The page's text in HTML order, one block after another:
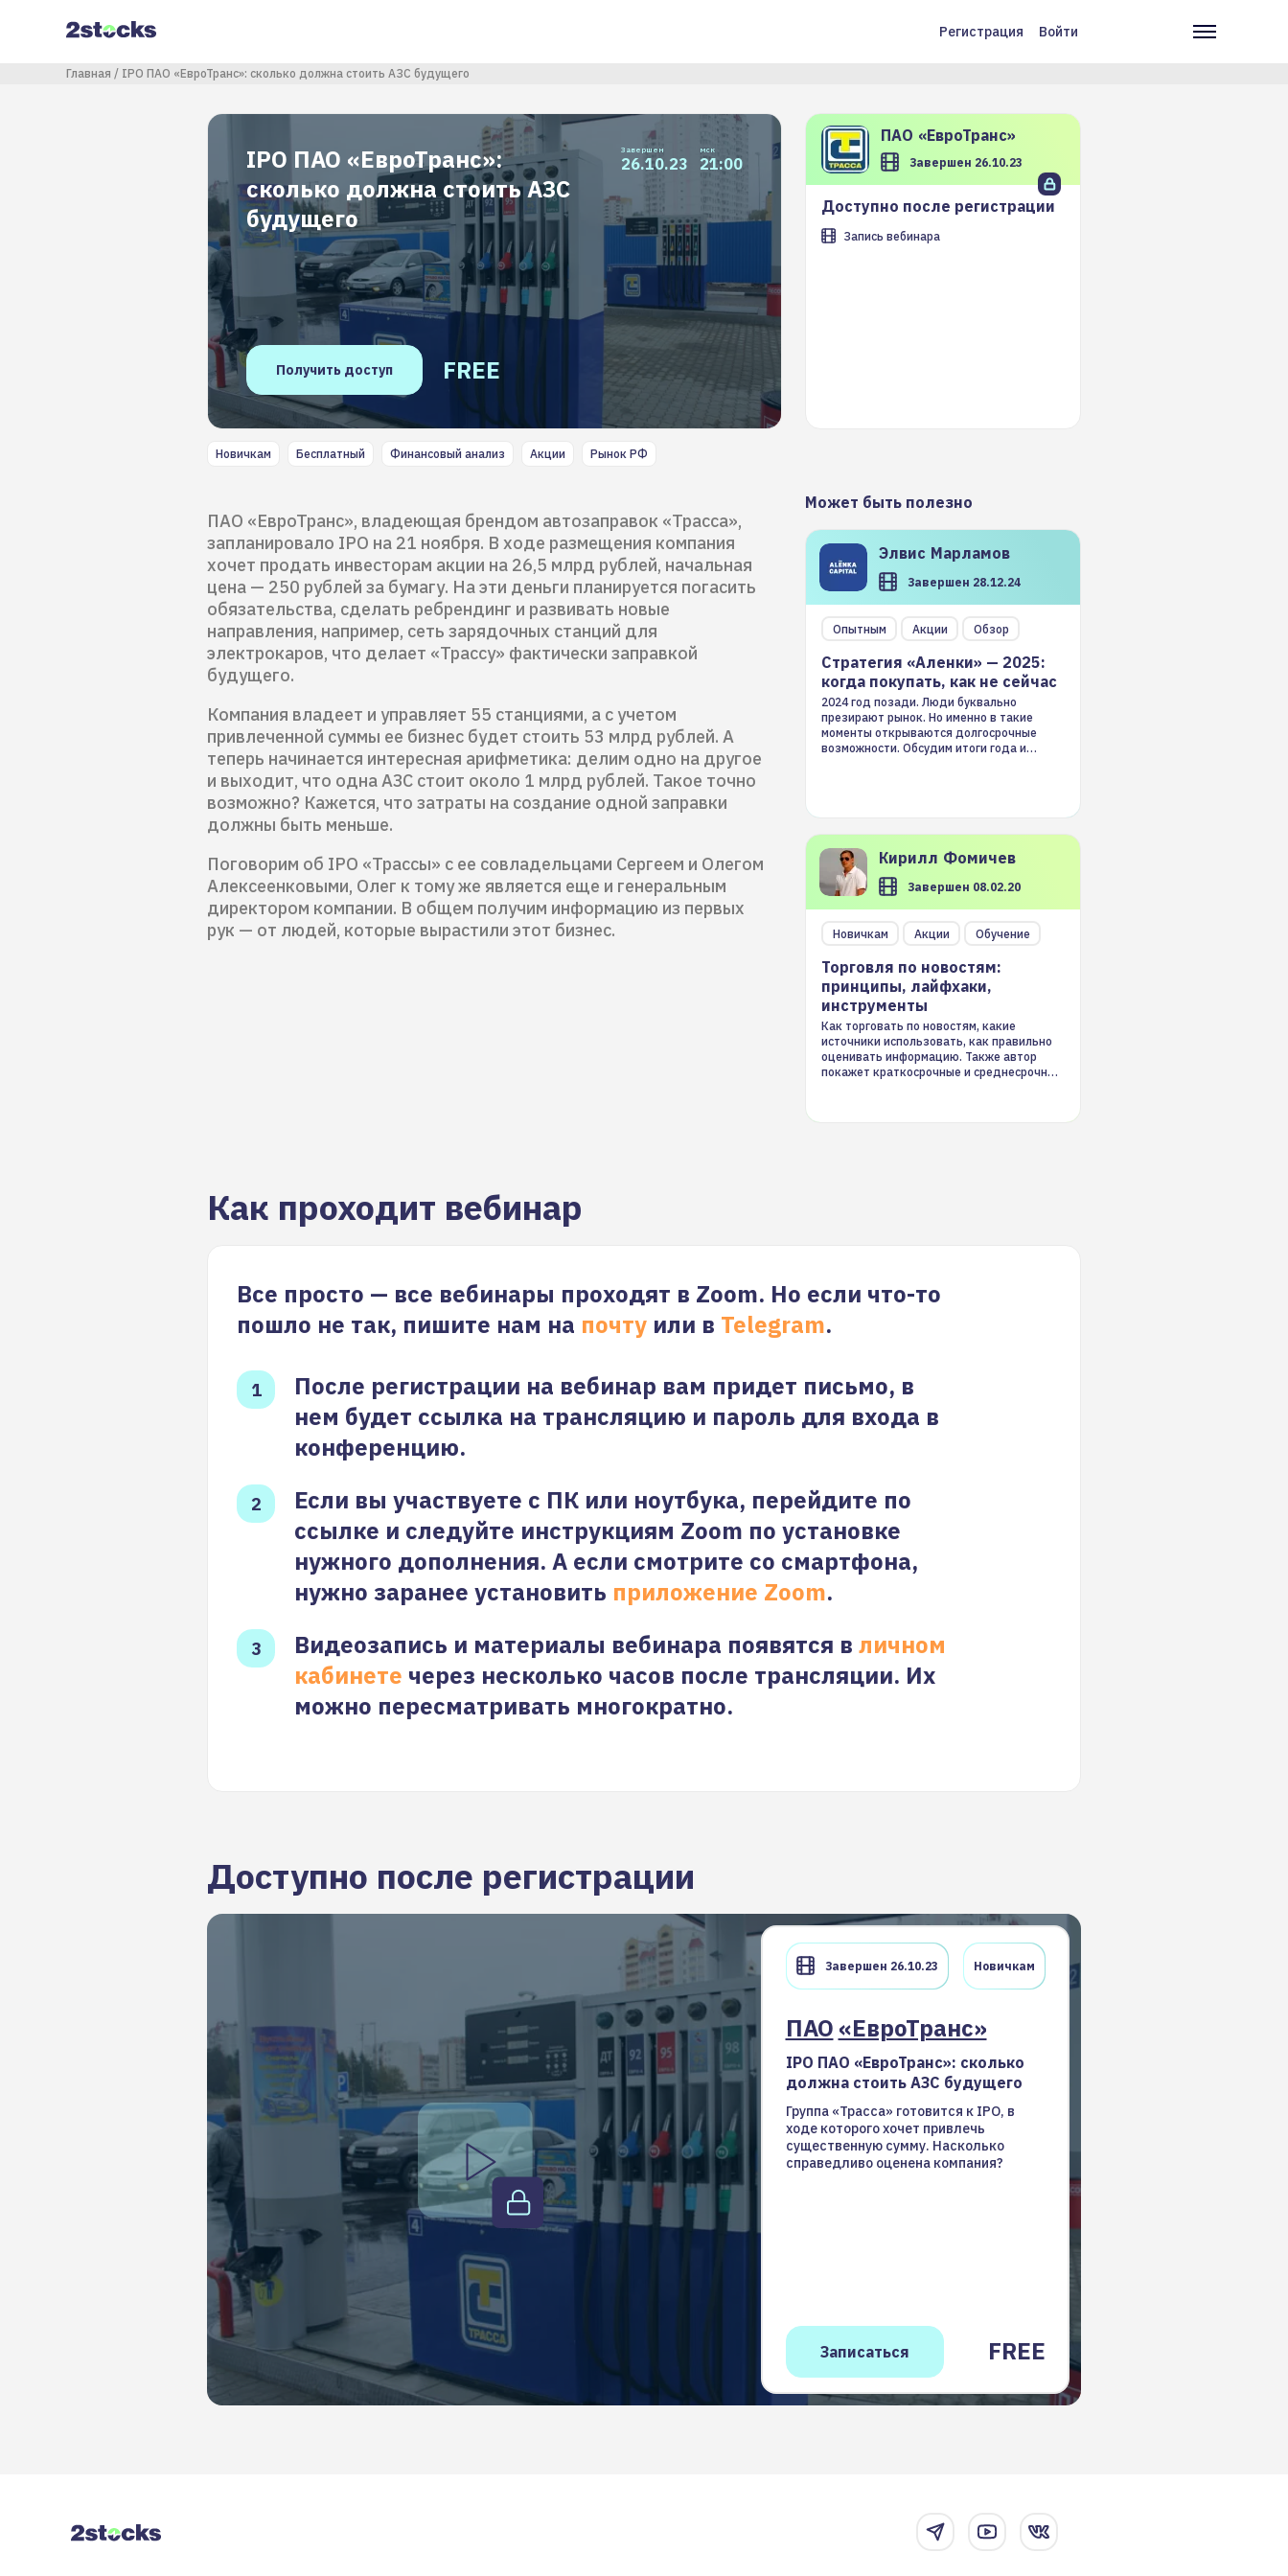
содержанию
Меню
записи
пользователя
Регистрация Войти
Строка навигации
Главная IPO ПАО «ЕвроТранс»: сколько должна стоить АЗС будущего
IPO ПАО «ЕвроТранс»:
сколько должна стоить АЗС
будущего
Завершен
26.10.23
мск
21:00
FREE
ПАО «ЕвроТранс»
Завершен 26.10.23
Доступно после регистрации
Запись вебинара
Новичкам Бесплатный Финансовый анализ Акции Рынок РФ
ПАО «ЕвроТранс», владеющая брендом автозаправок «Трасса»,
запланировало IPO на 21 ноября. В ходе размещения компания
хочет продать инвесторам акции на 26,5 млрд рублей, начальная
цена — 250 рублей за бумагу. На эти деньги планируется погасить
обязательства, сделать ребрендинг и развивать новые
направления, например, сеть зарядочных станций для
электрокаров, что делает «Трассу» фактически заправкой
будущего.
Компания владеет и управляет 55 станциями, а с учетом
привлеченной суммы ее бизнес будет стоить 53 млрд рублей. А
теперь начинается интересная арифметика: делим одно на другое
и выходит, что одна АЗС стоит около 1 млрд рублей. Такое точно
возможно? Кажется, что затраты на создание одной заправки
должны быть меньше.
Поговорим об IPO «Трассы» с ее cовладельцами Сергеем и Олегом
Алексеенковыми, Олег к тому же является еще и генеральным
директором компании. В общем получим информацию из первых
рук — от людей, которые вырастили этот бизнес.
Может быть полезно
Элвис Марламов
Завершен 28.12.24
Опытным Акции Обзор
Стратегия «Аленки» — 2025:
когда покупать, как не сейчас
2024 год позади. Люди буквально
презирают рынок. Но именно в такие
моменты открываются долгосрочные
возможности. Обсудим итоги года и
Кирилл Фомичев
Завершен 08.02.20
Новичкам Акции Обучение
Торговля по новостям:
принципы, лайфхаки,
инструменты
Как торговать по новостям, какие
источники использовать, как правильно
оценивать информацию. Также автор
покажет краткосрочные и среднесрочные
Как проходит вебинар
Все просто — все вебинары проходят в Zoom. Но если что-то
пошло не так, пишите нам на почту или в Telegram.
После регистрации на вебинар вам придет письмо, в
нем будет ссылка на трансляцию и пароль для входа в
конференцию.
Если вы участвуете с ПК или ноутбука, перейдите по
ссылке и следуйте инструкциям Zoom по установке
нужного дополнения. А если смотрите со смартфона,
нужно заранее установить приложение Zoom.
Видеозапись и материалы вебинара появятся в личном
кабинете через несколько часов после трансляции. Их
можно пересматривать многократно.
Доступно после регистрации
Завершен 26.10.23 Новичкам
ПАО «ЕвроТранс»
IPO ПАО «ЕвроТранс»: сколько
должна стоить АЗС будущего
Группа «Трасса» готовится к IPO, в
ходе которого хочет привлечь
существенную сумму. Насколько
справедливо оценена компания?
FREE